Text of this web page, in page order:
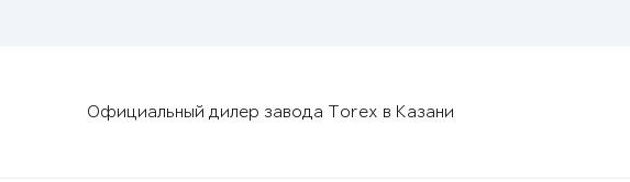
Официальный дилер завода Torex в Казани